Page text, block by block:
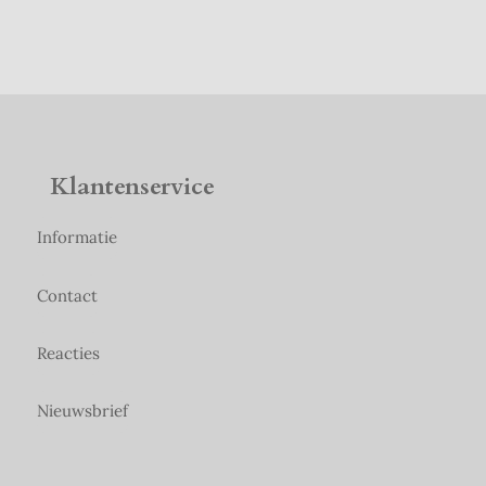
Klantenservice
Informatie
Contact
Reacties
Nieuwsbrief